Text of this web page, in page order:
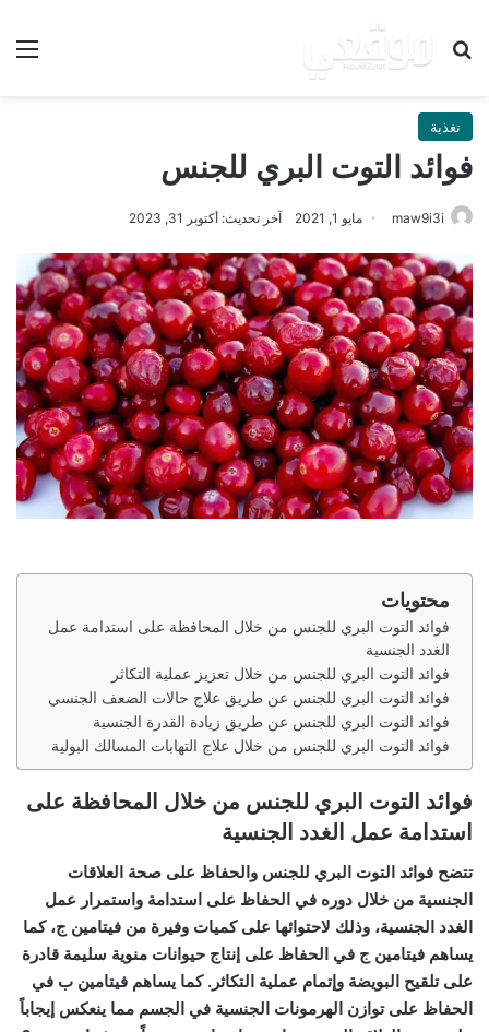
بحث عن
تغذية
فوائد التوت البري للجنس
maw9i3i مايو 1, 2021 آخر تحديث: أكتوبر 31, 2023
محتويات
فوائد التوت البري للجنس من خلال المحافظة على استدامة عمل
الغدد الجنسية
فوائد التوت البري للجنس من خلال تعزيز عملية التكاثر
فوائد التوت البري للجنس عن طريق علاج حالات الضعف الجنسي
فوائد التوت البري للجنس عن طريق زيادة القدرة الجنسية
فوائد التوت البري للجنس من خلال علاج التهابات المسالك البولية
فوائد التوت البري للجنس من خلال المحافظة على
استدامة عمل الغدد الجنسية
تتضح فوائد التوت البري للجنس والحفاظ على صحة العلاقات
الجنسية من خلال دوره في الحفاظ على استدامة واستمرار عمل
الغدد الجنسية، وذلك لاحتوائها على كميات وفيرة من فيتامين ج، كما
يساهم فيتامين ج في الحفاظ على إنتاج حيوانات منوية سليمة قادرة
على تلقيح البويضة وإتمام عملية التكاثر. كما يساهم فيتامين ب في
الحفاظ على توازن الهرمونات الجنسية في الجسم مما ينعكس إيجاباً